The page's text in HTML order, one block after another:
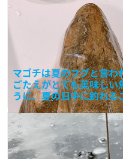
マゴチは夏のフグと言
ごたえがとても美味しい
うに、夏の日中に釣れる
ーフから